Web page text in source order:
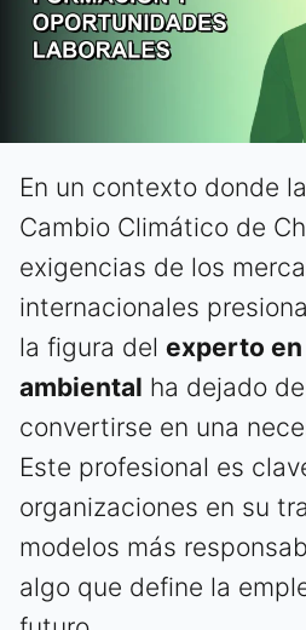
En un contexto donde
Cambio Climático de
exigencias de los
internacionales
la figura del experto
ambiental ha dejado
convertirse en una
Este profesional es
organizaciones en su
modelos más
algo que define la